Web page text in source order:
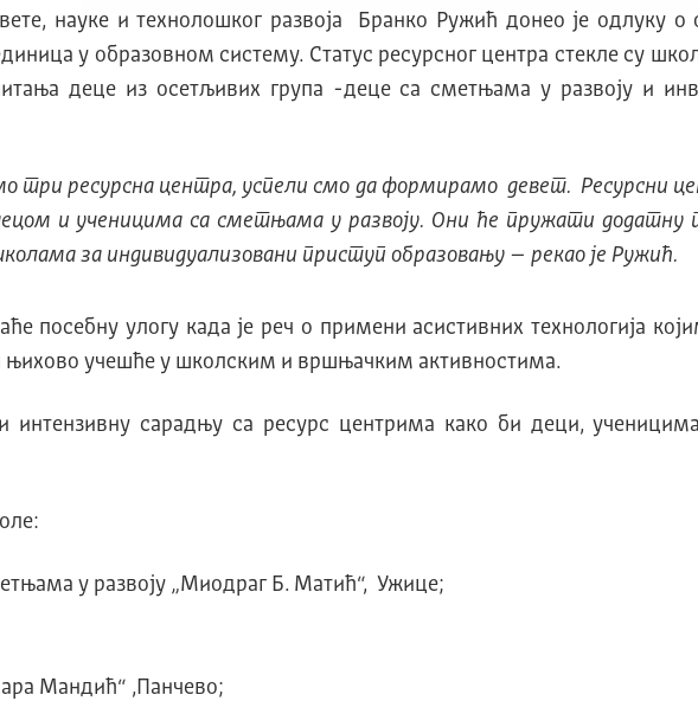
науке и технолошког развоја Бранко Ружић донео је одлуку о
у образовном систему. Статус ресурсног центра стекле су
деце из осетљивих група -деце са сметњама у развоју и
три ресурсна центра, успели смо да формирамо девет. Ресурсни
и ученицима са сметњама у развоју. Они ће пружати
за индивидуализовани приступ образовању – рекао је Ружић.
посебну улогу када је реч о примени асистивних технологија
њихово учешће у школским и вршњачким активностима.
сарадњу са ресурс центрима како би деци,
у развоју „Миодраг Б. Матић“, Ужице;
Мандић“ ,Панчево;